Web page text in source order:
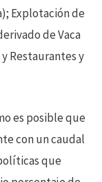
Explotación de
de Vaca
Restaurantes y
es posible que
con un caudal
que